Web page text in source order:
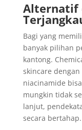
Alternatif
Bagi yang
banyak pilihan
kantong.
skincare
niacinamide
mungkin tidak
lanjut,
secara bertahap.